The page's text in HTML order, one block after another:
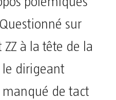
sur
à la tête de la
le dirigeant
de tact